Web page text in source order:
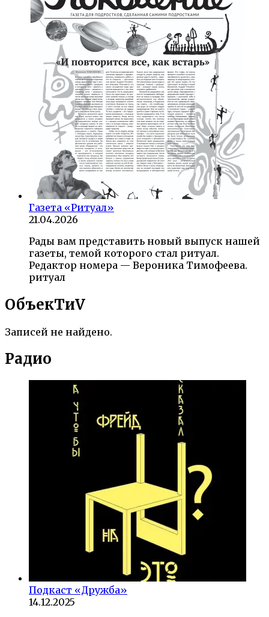
Газета «Ритуал»
21.04.2026
Рады вам представить новый выпуск нашей
газеты, темой которого стал ритуал.
Редактор номера — Вероника Тимофеева.
ритуал
ОбъекTиV
Записей не найдено.
Радио
Подкаст «Дружба»
14.12.2025